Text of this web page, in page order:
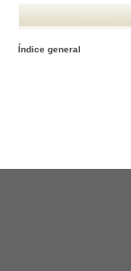
Índice general